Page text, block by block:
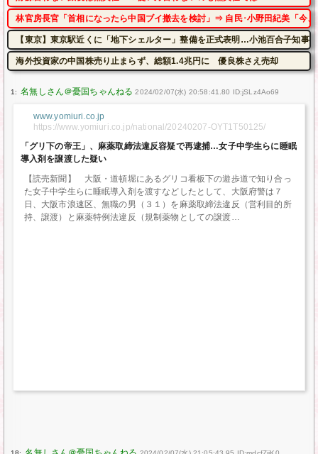
林官房長官「首相になったら中国ブイ撤去を検討」⇒ 自民･小野田紀美「今
【東京】東京駅近くに「地下シェルター」整備を正式表明…小池百合子知事
海外投資家の中国株売り止まらず、総額1.4兆円に 優良株さえ売却
1: 2024/02/07(水) 20:58:41.80 ID:jSLz4Ao69
www.yomiuri.co.jp
https://www.yomiuri.co.jp/national/20240207-OYT1T50125/
「グリ下の帝王」、麻薬取締法違反容疑で再逮捕…女子中学生らに睡眠
導入剤を譲渡した疑い
【読売新聞】 大阪・道頓堀にあるグリコ看板下の遊歩道で知り合っ
た女子中学生らに睡眠導入剤を渡すなどしたとして、大阪府警は７
日、大阪市浪速区、無職の男（３１）を麻薬取締法違反（営利目的所
持、譲渡）と麻薬特例法違反（規制薬物としての譲渡